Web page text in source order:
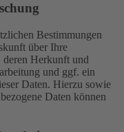
Bestimmungen
über Ihre
deren Herkunft und
und ggf. ein
Daten. Hierzu sowie
Daten können